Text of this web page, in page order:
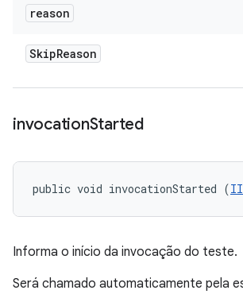
reason
SkipReason
invocationStarted
public void invocationStarted (
Informa o início da invocação do teste.
Será chamado automaticamente pela